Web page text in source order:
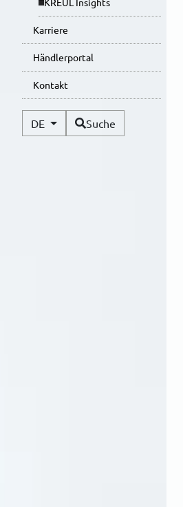
Karriere
Händlerportal
Kontakt
DE Verfügbare Sprachen
Suche